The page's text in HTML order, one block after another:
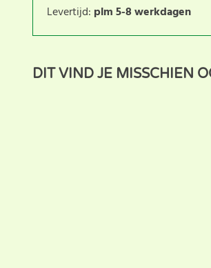
Levertijd: plm 5-8 werkdagen
Dit product heeft nog geen
beoordeling voor dit product.
DIT VIND JE MISSCHIEN